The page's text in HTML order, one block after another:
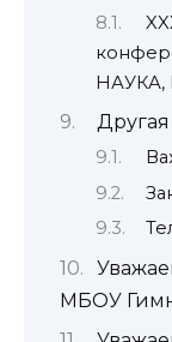
НАУКА,
МБОУ